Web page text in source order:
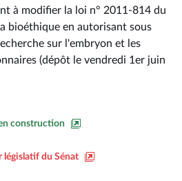
à modifier la loi n° 2011-814 du
bioéthique en autorisant sous
sur l'embryon et les
(dépôt le vendredi 1er juin
construction
législatif du Sénat